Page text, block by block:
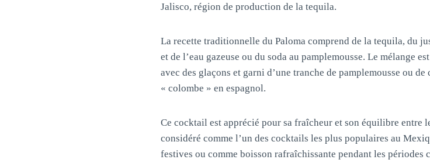
Jalisco, région de production de la tequila.
La recette traditionnelle du Paloma comprend de la tequila, du
et de l’eau gazeuse ou du soda au pamplemousse. Le mélange
avec des glaçons et garni d’une tranche de pamplemousse ou
« colombe » en espagnol.
Ce cocktail est apprécié pour sa fraîcheur et son équilibre entre
considéré comme l’un des cocktails les plus populaires au
festives ou comme boisson rafraîchissante pendant les périodes